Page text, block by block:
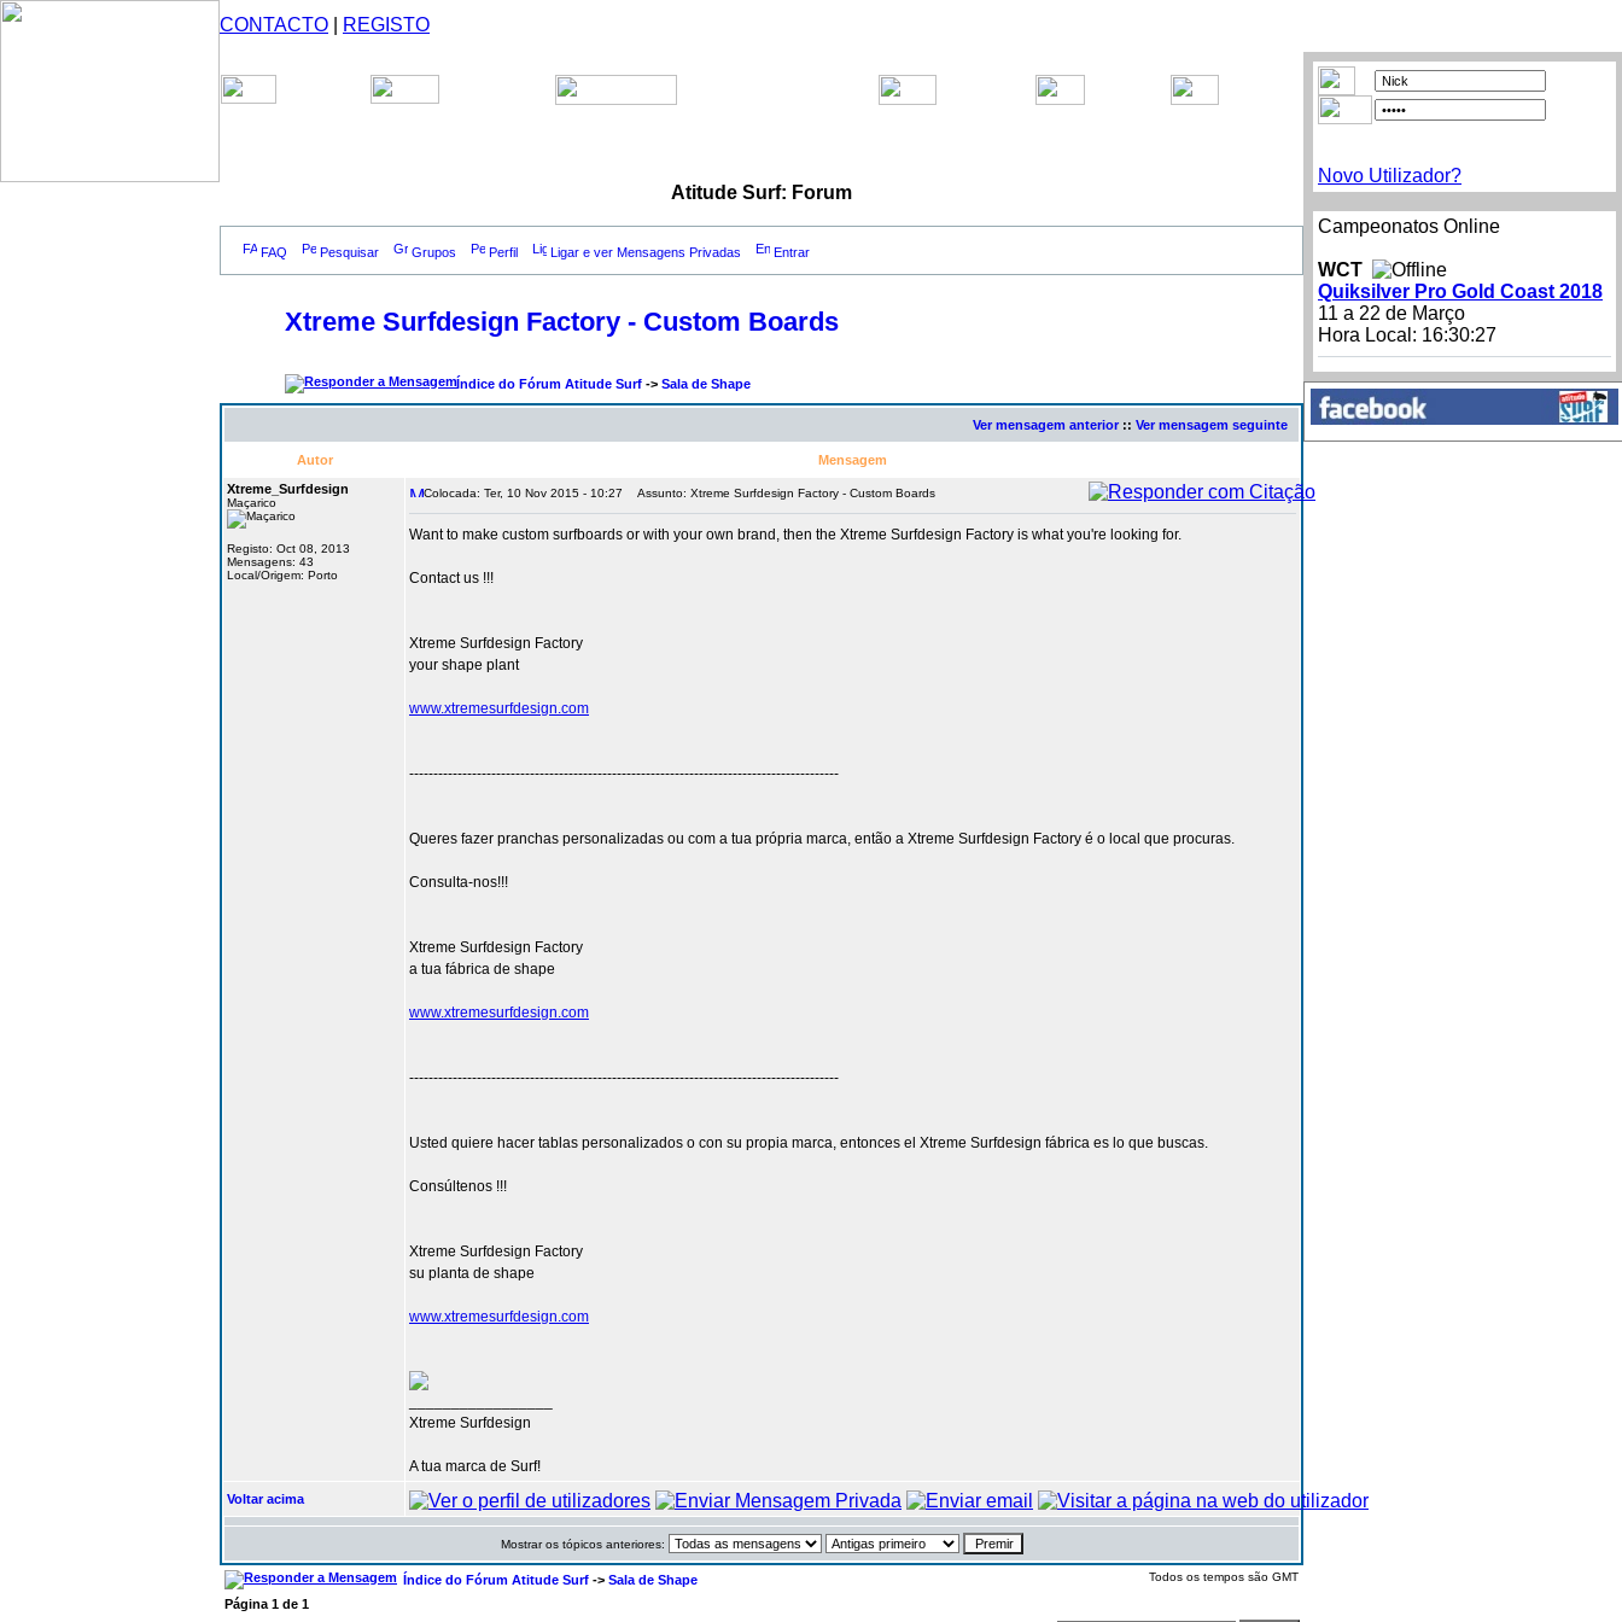
CONTACTO REGISTO
Novo Utilizador?
Campeonatos Online
WCT
Quiksilver Pro Gold Coast 2018
11 a 22 de Março
Hora Local: 16:30:27
Atitude Surf: Forum
FAQ Pesquisar Grupos Perfil Ligar e ver Mensagens Privadas Entrar
Xtreme Surfdesign Factory - Custom Boards
Índice do Fórum Atitude Surf -> Sala de Shape
Ver mensagem anterior :: Ver mensagem seguinte
Autor
Mensagem
Xtreme_Surfdesign
Maçarico
Registo: Oct 08, 2013
Mensagens: 43
Local/Origem: Porto
Colocada: Ter, 10 Nov 2015 - 10:27 Assunto: Xtreme Surfdesign Factory - Custom Boards
Want to make custom surfboards or with your own brand, then the Xtreme Surfdesign Factory is what you're looking for.
Contact us !!!
Xtreme Surfdesign Factory
your shape plant
www.xtremesurfdesign.com
-----------------------------------------------------------------------------------------
Queres fazer pranchas personalizadas ou com a tua própria marca, então a Xtreme Surfdesign Factory é o local que procuras.
Consulta-nos!!!
Xtreme Surfdesign Factory
a tua fábrica de shape
www.xtremesurfdesign.com
-----------------------------------------------------------------------------------------
Usted quiere hacer tablas personalizados o con su propia marca, entonces el Xtreme Surfdesign fábrica es lo que buscas.
Consúltenos !!!
Xtreme Surfdesign Factory
su planta de shape
www.xtremesurfdesign.com
Xtreme Surfdesign
A tua marca de Surf!
Voltar acima
Mostrar os tópicos anteriores:
Índice do Fórum Atitude Surf -> Sala de Shape Todos os tempos são GMT
Página 1 de 1